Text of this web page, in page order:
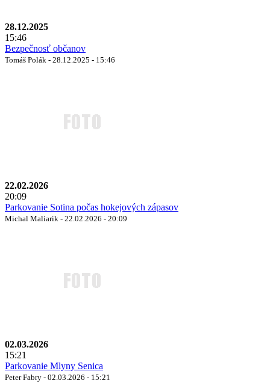
28.12.2025
15:46
Bezpečnosť občanov
Tomáš Polák - 28.12.2025 - 15:46
22.02.2026
20:09
Parkovanie Sotina počas hokejových zápasov
Michal Maliarik - 22.02.2026 - 20:09
02.03.2026
15:21
Parkovanie Mlyny Senica
Peter Fabry - 02.03.2026 - 15:21